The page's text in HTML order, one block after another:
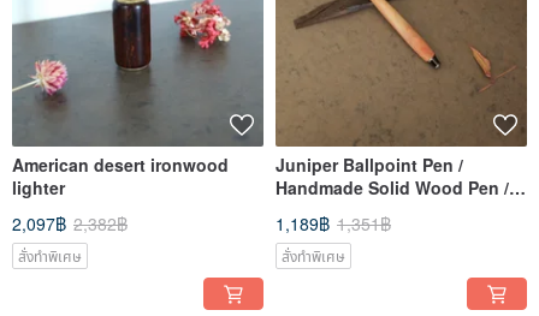
American desert ironwood
lighter
2,097฿ 2,382฿
สั่งทำพิเศษ
Juniper Ballpoint Pen /
Handmade Solid Wood Pen /
Solid Wood Pen Special Offer
3
1,189฿ 1,351฿
สั่งทำพิเศษ